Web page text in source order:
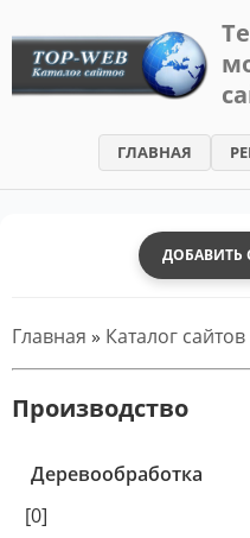
-
ГЛАВНАЯ
ДОБАВИТЬ
Главная » Каталог сайтов
Производство
Деревообработка
[0]